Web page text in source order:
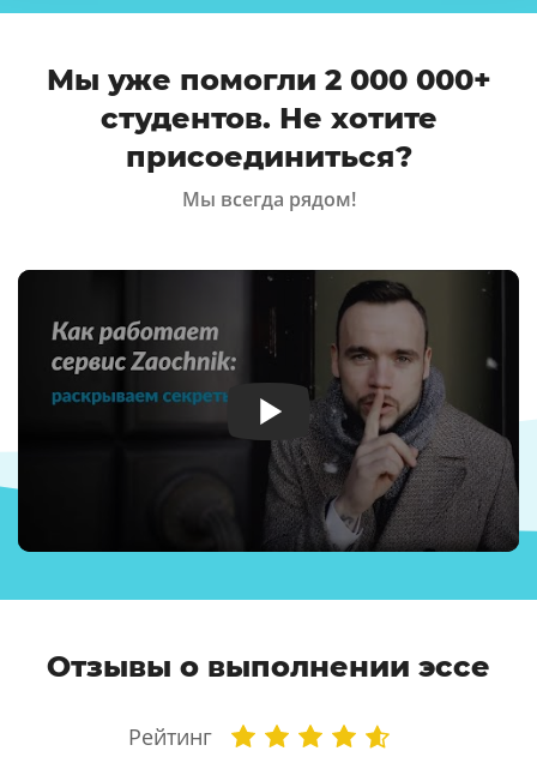
Мы уже помогли 2 000 000+
студентов. Не хотите
присоединиться?
Мы всегда рядом!
Отзывы о выполнении эссе
Рейтинг